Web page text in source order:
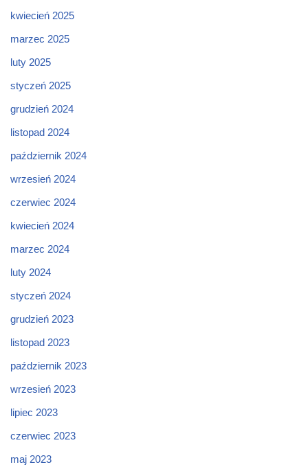
kwiecień 2025
marzec 2025
luty 2025
styczeń 2025
grudzień 2024
listopad 2024
październik 2024
wrzesień 2024
czerwiec 2024
kwiecień 2024
marzec 2024
luty 2024
styczeń 2024
grudzień 2023
listopad 2023
październik 2023
wrzesień 2023
lipiec 2023
czerwiec 2023
maj 2023